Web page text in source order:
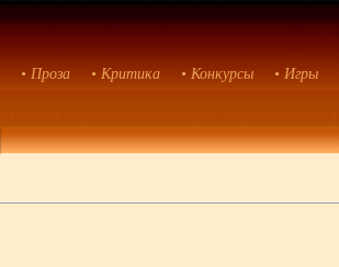
• Проза • Критика • Конкурсы • Игры